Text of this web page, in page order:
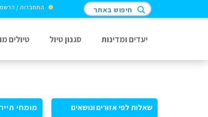
התחברות / חיפוש באתר
יעדים ומדינות סגנון טיול טיולים
שאלות לפי אזורים ונושאים מומחי